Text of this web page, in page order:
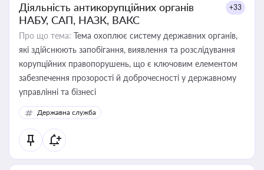
Діяльність антикорупційних органів
НАБУ, САП, НАЗК, ВАКС
+33
Про що тема: Тема охоплює систему державних органів,
які здійснюють запобігання, виявлення та розслідування
корупційних правопорушень, що є ключовим елементом
забезпечення прозорості й доброчесності у державному
управлінні та бізнесі
Державна служба